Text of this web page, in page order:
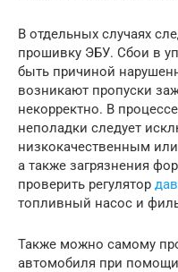
В отдельных случаях
прошивку ЭБУ. Сбои в
быть причиной
возникают пропуски
некорректно. В
неполадки следует
низкокачественным
а также загрязнения
проверить регулятор
топливный насос и
Также можно самому
автомобиля при